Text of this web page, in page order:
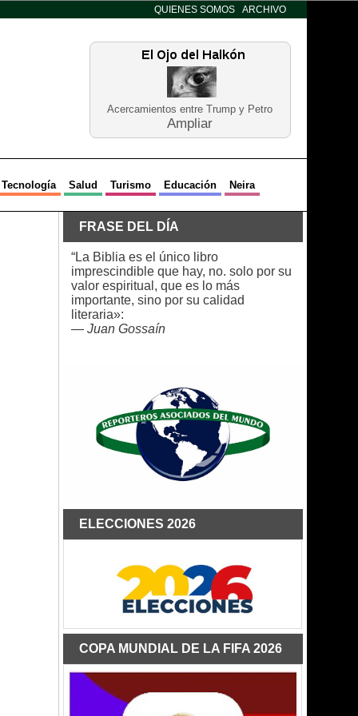
QUIENES SOMOS ARCHIVO
Acercamientos entre Trump y Petro
Ampliar
Tecnología Salud Turismo Educación Neira
FRASE DEL DÍA
“La Biblia es el único libro
imprescindible que hay, no. solo por su
valor espiritual, que es lo más
importante, sino por su calidad
literaria»:
— Juan Gossaín
ELECCIONES 2026
COPA MUNDIAL DE LA FIFA 2026